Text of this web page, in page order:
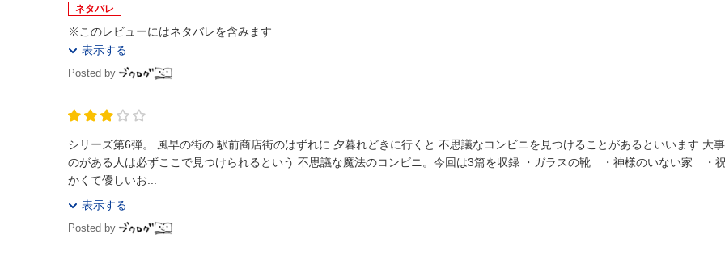
ネタバレ
※このレビューにはネタバレを含みます
表示する
Posted by
シリーズ第6弾。 風早の街の 駅前商店街のはずれに 夕暮れどきに行くと 不思議なコンビニを見つけることがあるといいます 大事な探しも
のがある人は必ずここで見つけられるという 不思議な魔法のコンビニ。今回は3篇を収録 ・ガラスの靴 ・神様のいない家 ・祝
かくて優しいお...
表示する
Posted by